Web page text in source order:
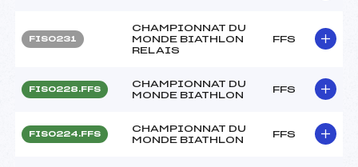
FIS0231
CHAMPIONNAT DU
MONDE BIATHLON
RELAIS
FFS
FIS0228.FFS
CHAMPIONNAT DU
MONDE BIATHLON
FFS
FIS0224.FFS
CHAMPIONNAT DU
MONDE BIATHLON
FFS